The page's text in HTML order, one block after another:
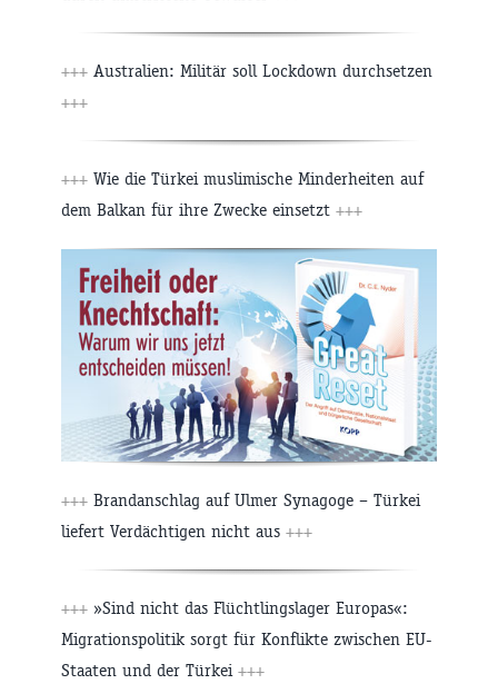
+++ Australien: Militär soll Lockdown durchsetzen
+++
+++ Wie die Türkei muslimische Minderheiten auf
dem Balkan für ihre Zwecke einsetzt +++
+++ Brandanschlag auf Ulmer Synagoge – Türkei
liefert Verdächtigen nicht aus +++
+++ »Sind nicht das Flüchtlingslager Europas«:
Migrationspolitik sorgt für Konflikte zwischen EU-
Staaten und der Türkei +++